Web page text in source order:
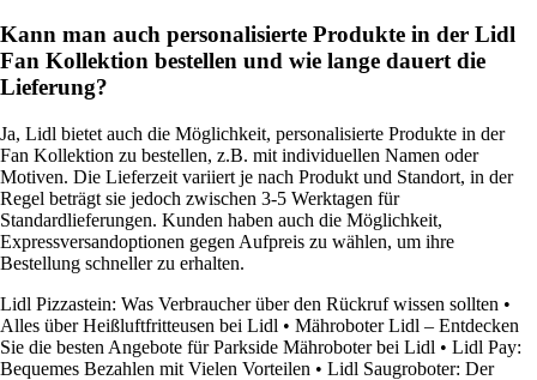
Kann man auch personalisierte Produkte in der Lidl
Fan Kollektion bestellen und wie lange dauert die
Lieferung?
Ja, Lidl bietet auch die Möglichkeit, personalisierte Produkte in der
Fan Kollektion zu bestellen, z.B. mit individuellen Namen oder
Motiven. Die Lieferzeit variiert je nach Produkt und Standort, in der
Regel beträgt sie jedoch zwischen 3-5 Werktagen für
Standardlieferungen. Kunden haben auch die Möglichkeit,
Expressversandoptionen gegen Aufpreis zu wählen, um ihre
Bestellung schneller zu erhalten.
Lidl Pizzastein: Was Verbraucher über den Rückruf wissen sollten •
Alles über Heißluftfritteusen bei Lidl • Mähroboter Lidl – Entdecken
Sie die besten Angebote für Parkside Mähroboter bei Lidl • Lidl Pay:
Bequemes Bezahlen mit Vielen Vorteilen • Lidl Saugroboter: Der